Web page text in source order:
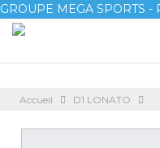
GROUPE MEGA SPORTS
2023/pl/P
Accueil D1 LONATO